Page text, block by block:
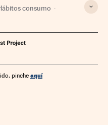
consumo
pinche aquí